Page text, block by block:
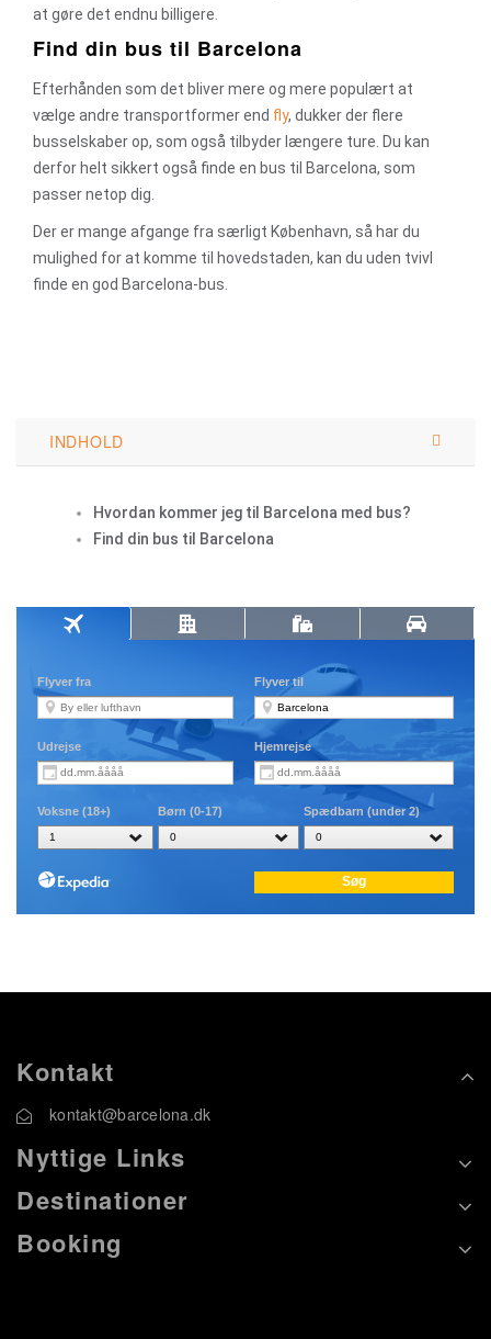
at gøre det endnu billigere.
Find din bus til Barcelona
Efterhånden som det bliver mere og mere populært at
vælge andre transportformer end fly, dukker der flere
busselskaber op, som også tilbyder længere ture. Du kan
derfor helt sikkert også finde en bus til Barcelona, som
passer netop dig.
Der er mange afgange fra særligt København, så har du
mulighed for at komme til hovedstaden, kan du uden tvivl
finde en god Barcelona-bus.
INDHOLD
Hvordan kommer jeg til Barcelona med bus?
Find din bus til Barcelona
Kontakt
kontakt@barcelona.dk
Nyttige Links
Destinationer
Booking